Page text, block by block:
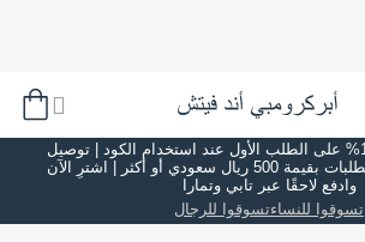
HELLO15: خصم 15% على الطلب الأول عند استخدام الكود | توصيل
مجاني على جميع الطلبات بقيمة 500 ريال سعودي أو أكثر | اشترِ الآن
وادفع لاحقًا عبر تابي وتمارا
تسوقوا للنساءتسوقوا للرجال